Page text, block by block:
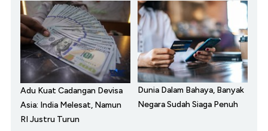
Adu Kuat Cadangan Devisa
Asia: India Melesat, Namun
RI Justru Turun
Dunia Dalam Bahaya, Banyak
Negara Sudah Siaga Penuh